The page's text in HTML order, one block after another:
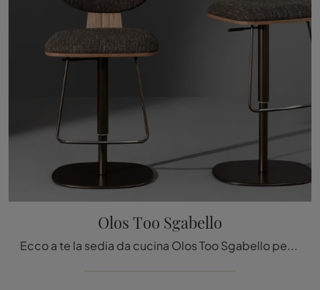
Olos Too Sgabello
Ecco a te la sedia da cucina Olos Too Sgabello per ambientazioni moderne, tra le più belle Sedie sgabelli di Bonaldo.